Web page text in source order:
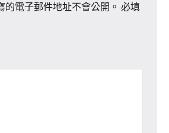
的電子郵件地址不會公開。 必填